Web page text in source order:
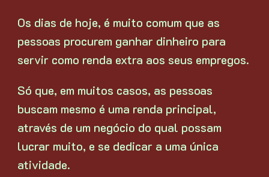
Os dias de hoje, é muito comum que as
pessoas procurem ganhar dinheiro para
servir como renda extra aos seus empregos.
Só que, em muitos casos, as pessoas
buscam mesmo é uma renda principal,
através de um negócio do qual possam
lucrar muito, e se dedicar a uma única
atividade.